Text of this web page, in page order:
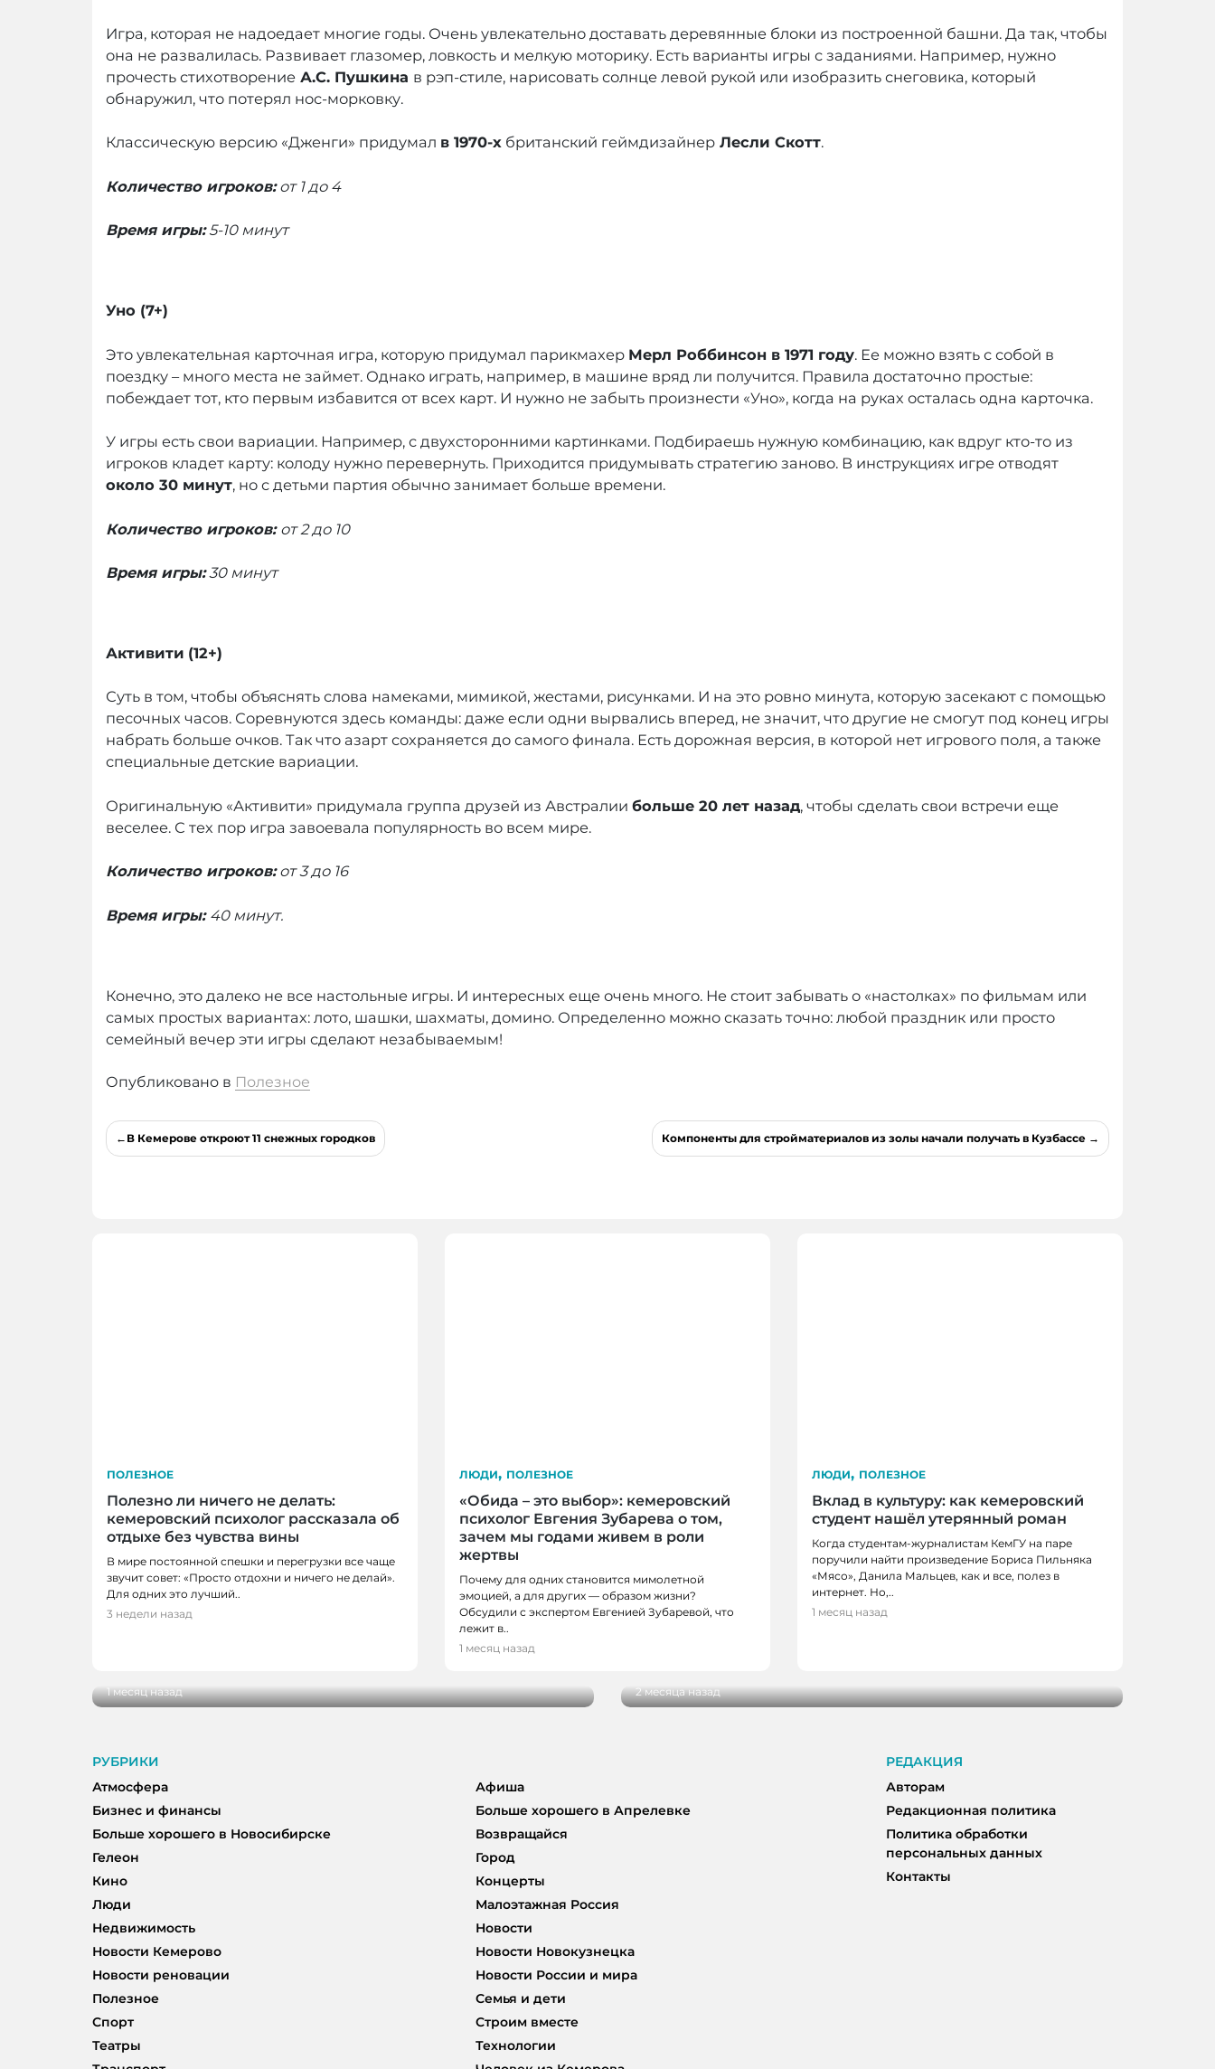
Игра, которая не надоедает многие годы. Очень увлекательно доставать деревянные блоки из построенной башни. Да так, чтобы
она не развалилась. Развивает глазомер, ловкость и мелкую моторику. Есть варианты игры с заданиями. Например, нужно
прочесть стихотворение А.С. Пушкина в рэп-стиле, нарисовать солнце левой рукой или изобразить снеговика, который
обнаружил, что потерял нос-морковку.
Классическую версию «Дженги» придумал в 1970-х британский геймдизайнер Лесли Скотт.
Количество игроков:от 1 до 4
Время игры:5-10 минут
Уно (7+)
Это увлекательная карточная игра, которую придумал парикмахер Мерл Роббинсон в 1971 году. Ее можно взять с собой в
поездку – много места не займет. Однако играть, например, в машине вряд ли получится. Правила достаточно простые:
побеждает тот, кто первым избавится от всех карт. И нужно не забыть произнести «Уно», когда на руках осталась одна карточка.
У игры есть свои вариации. Например, с двухсторонними картинками. Подбираешь нужную комбинацию, как вдруг кто-то из
игроков кладет карту: колоду нужно перевернуть. Приходится придумывать стратегию заново. В инструкциях игре отводят
около 30 минут, но с детьми партия обычно занимает больше времени.
Количество игроков: от 2 до 10
Время игры:30 минут
Активити (12+)
Суть в том, чтобы объяснять слова намеками, мимикой, жестами, рисунками. И на это ровно минута, которую засекают с помощью
песочных часов. Соревнуются здесь команды: даже если одни вырвались вперед, не значит, что другие не смогут под конец игры
набрать больше очков. Так что азарт сохраняется до самого финала. Есть дорожная версия, в которой нет игрового поля, а также
специальные детские вариации.
Оригинальную «Активити» придумала группа друзей из Австралии больше 20 лет назад, чтобы сделать свои встречи еще
веселее. С тех пор игра завоевала популярность во всем мире.
Количество игроков:от 3 до 16
Время игры: 40 минут.
Конечно, это далеко не все настольные игры. И интересных еще очень много. Не стоит забывать о «настолках» по фильмам или
самых простых вариантах: лото, шашки, шахматы, домино. Определенно можно сказать точно: любой праздник или просто
семейный вечер эти игры сделают незабываемым!
Опубликовано в Полезное
Навигация
по
В Кемерове откроют 11 снежных городков Компоненты для стройматериалов из золы начали получать в Кузбассе
ПОЛЕЗНОЕ
Полезно ли ничего не делать:
кемеровский психолог рассказала об
отдыхе без чувства вины
В мире постоянной спешки и перегрузки все чаще
звучит совет: «Просто отдохни и ничего не делай».
Для одних это лучший..
3 недели назад
ЛЮДИ, ПОЛЕЗНОЕ
«Обида – это выбор»: кемеровский
психолог Евгения Зубарева о том,
зачем мы годами живем в роли
жертвы
Почему для одних становится мимолетной
эмоцией, а для других — образом жизни?
Обсудили с экспертом Евгенией Зубаревой, что
лежит в..
1 месяц назад
ЛЮДИ, ПОЛЕЗНОЕ
Вклад в культуру: как кемеровский
студент нашёл утерянный роман
Когда студентам-журналистам КемГУ на паре
поручили найти произведение Бориса Пильняка
«Мясо», Данила Мальцев, как и все, полез в
интернет. Но,..
1 месяц назад
ЛЮДИ, ПОЛЕЗНОЕ
«Успешный успех не всегда делает счастливым»:
кемеровский психолог и сексолог Елена Зорина — о
1 месяц назад 2 месяца назад
РУБРИКИ
Атмосфера
Афиша
Бизнес и финансы
Больше хорошего в Апрелевке
Больше хорошего в Новосибирске
Возвращайся
Гелеон
Город
Кино
Концерты
Люди
Малоэтажная Россия
Недвижимость
Новости
Новости Кемерово
Новости Новокузнецка
Новости реновации
Новости России и мира
Полезное
Семья и дети
Спорт
Строим вместе
Театры
Технологии
РЕДАКЦИЯ
Авторам
Редакционная политика
Политика обработки
персональных данных
Контакты